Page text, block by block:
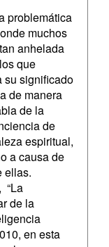
problemática
muchos
anhelada
que
su significado
de manera
de la
de
espiritual,
a causa de
ellas.
“La
de la
en esta